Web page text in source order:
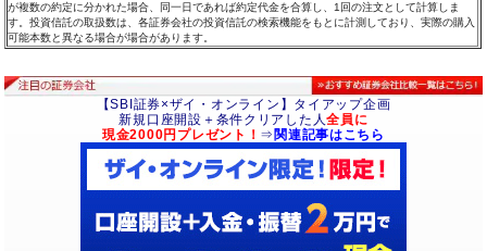
が複数の約定に分かれた場合、同一日であれば約定代金を合算し、1回の注文として計算しま
す。投資信託の取扱数は、各証券会社の投資信託の検索機能をもとに計測しており、実際の購入
可能本数と異なる場合が場合があります。
【SBI証券×ザイ・オンライン】タイアップ企画
新規口座開設＋条件クリアした人全員に
現金2000円プレゼント！ ⇒ 関連記事はこちら